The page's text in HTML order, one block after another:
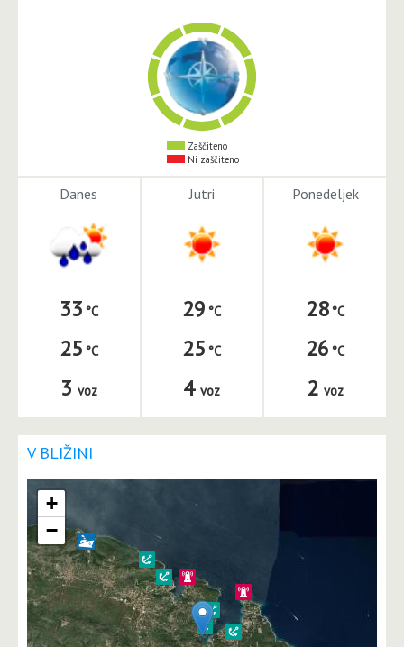
Zaščiteno
Ni zaščiteno
Danes
33
25
3 voz
Jutri
29
25
4 voz
Ponedeljek
28
26
2 voz
V BLIŽINI
+
−